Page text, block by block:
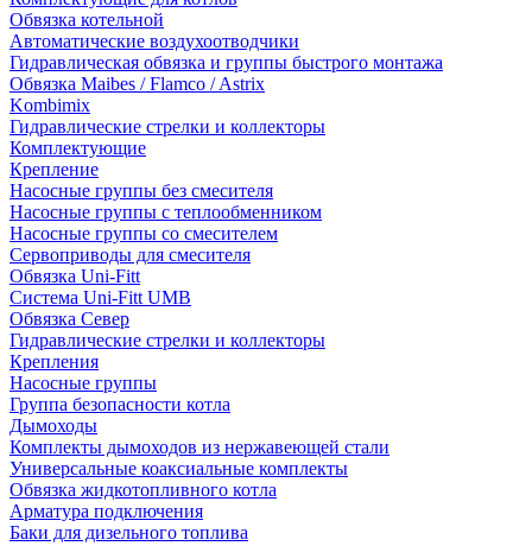
Обвязка котельной
Автоматические воздухоотводчики
Гидравлическая обвязка и группы быстрого монтажа
Обвязка Maibes / Flamco / Astrix
Kombimix
Гидравлические стрелки и коллекторы
Комплектующие
Крепление
Насосные группы без смесителя
Насосные группы с теплообменником
Насосные группы со смесителем
Сервоприводы для смесителя
Обвязка Uni-Fitt
Система Uni-Fitt UMB
Обвязка Север
Гидравлические стрелки и коллекторы
Крепления
Насосные группы
Группа безопасности котла
Дымоходы
Комплекты дымоходов из нержавеющей стали
Универсальные коаксиальные комплекты
Обвязка жидкотопливного котла
Арматура подключения
Баки для дизельного топлива